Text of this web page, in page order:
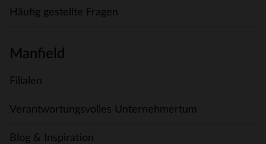
Häufig gestellte Fragen
Manfield
Filialen
Verantwortungsvolles Unternehmertum
Blog & Inspiration